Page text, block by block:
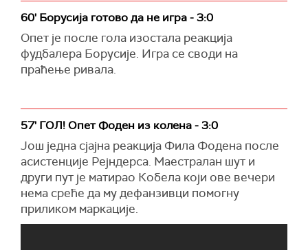
60' Борусија готово да не игра - 3:0
Опет је после гола изостала реакција
фудбалера Борусије. Игра се своди на
праћење ривала.
57' ГОЛ! Опет Фоден из колена - 3:0
Још једна сјајна реакција Фила Фодена после
асистенције Рејндерса. Маестралан шут и
други пут је матирао Кобела који ове вечери
нема среће да му дефанзивци помогну
приликом маркације.